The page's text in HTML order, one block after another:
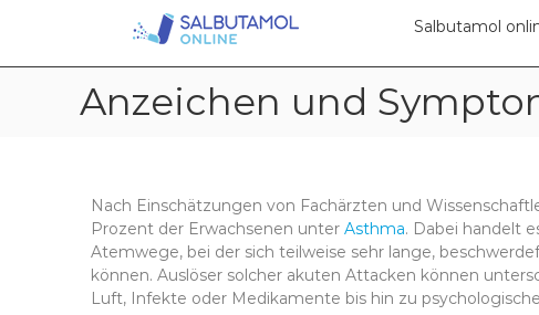
u
o
l
O
n
b
u
t
l
O
n
l
i
Salbutamol
Anzeichen und
Nach Einschätzungen von Fachärzten und
Prozent der Erwachsenen unter Asthma. Dabei handelt
Atemwege, bei der sich teilweise sehr lange,
können. Auslöser solcher akuten Attacken können
Luft, Infekte oder Medikamente bis hin zu